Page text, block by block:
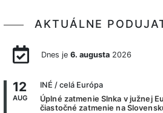
AKTUÁLNE
Dnes je 6. augusta2026
12
AUG
INÉ / celá Európa
Úplné zatmenie Slnka v južnej
čiastočné zatmenie na